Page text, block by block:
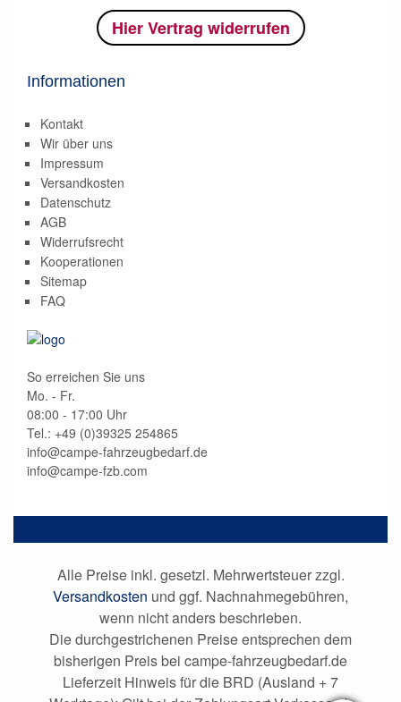
Hier Vertrag widerrufen
Informationen
Kontakt
Wir über uns
Impressum
Versandkosten
Datenschutz
AGB
Widerrufsrecht
Kooperationen
Sitemap
FAQ
So erreichen Sie uns
Mo. - Fr.
08:00 - 17:00 Uhr
Tel.: +49 (0)39325 254865
info@campe-fahrzeugbedarf.de
info@campe-fzb.com
Alle Preise inkl. gesetzl. Mehrwertsteuer zzgl.
Versandkosten und ggf. Nachnahmegebühren,
wenn nicht anders beschrieben.
Die durchgestrichenen Preise entsprechen dem
bisherigen Preis bei campe-fahrzeugbedarf.de
Lieferzeit Hinweis für die BRD (Ausland + 7